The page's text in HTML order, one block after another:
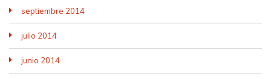
septiembre 2014
julio 2014
junio 2014